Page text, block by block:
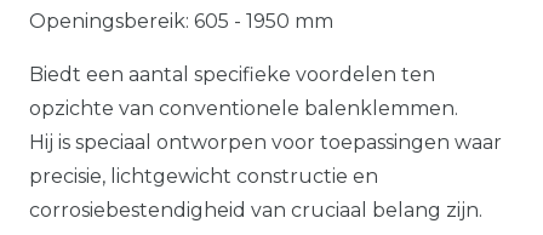
Openingsbereik: 605 - 1950 mm
Biedt een aantal specifieke voordelen ten
opzichte van conventionele balenklemmen.
Hij is speciaal ontworpen voor toepassingen waar
precisie, lichtgewicht constructie en
corrosiebestendigheid van cruciaal belang zijn.